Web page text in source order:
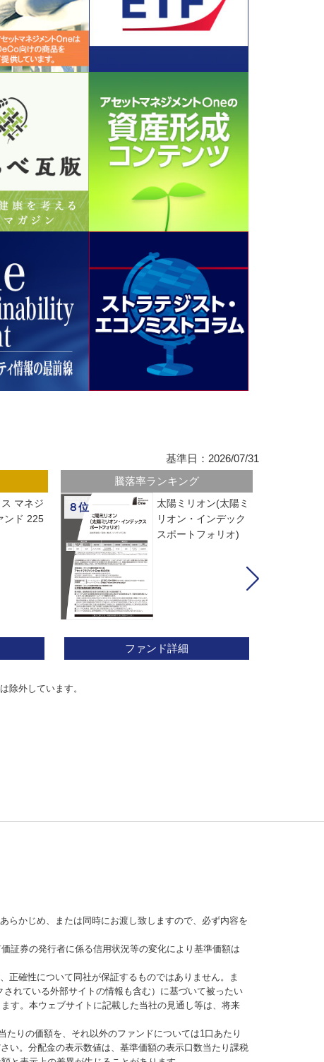
基準日：2026/07/31
マネジ
ンド 225
騰落率ランキング
８位
太陽ミリオン(太陽ミ
リオン・インデック
スポートフォリオ)
ファンド詳細
除外しています。
らかじめ、または同時にお渡し致しますので、必ず内容を
証券の発行者に係る信用状況等の変化により基準価額は
正確性について同社が保証するものではありません。ま
れている外部サイトの情報も含む）に基づいて被ったい
す。本ウェブサイトに記載した当社の見通し等は、将来
りの価額を、それ以外のファンドについては1口あたり
い。分配金の表示数値は、基準価額の表示口数当たり課税